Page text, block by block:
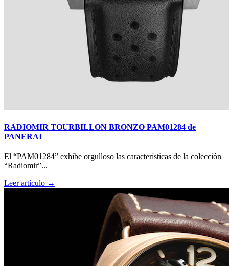
RADIOMIR TOURBILLON BRONZO PAM01284 de
PANERAI
El “PAM01284” exhibe orgulloso las características de la colección
“Radiomir”...
Leer artículo →